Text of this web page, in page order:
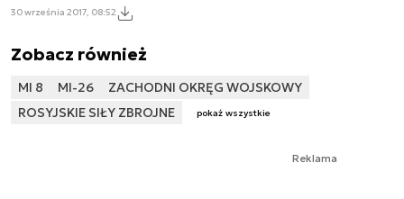
30 września 2017, 08:52
Zobacz również
MI 8 MI-26
ZACHODNI OKRĘG WOJSKOWY
ROSYJSKIE SIŁY ZBROJNE
pokaż wszystkie
Reklama